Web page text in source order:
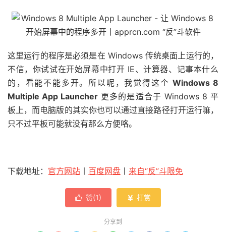
这里运行的程序是必须是在 Windows 传统桌面上运行的，
不信，你试试在开始屏幕中打开 IE、计算器、记事本什么
的，看能不能多开。所以呢，我觉得这个Windows 8
Multiple App Launcher 更多的是适合于 Windows 8 平
板上，而电脑版的其实你也可以通过直接路径打开运行嘛，
只不过平板可能就没有那么方便咯。
下载地址： 官方网站 百度网盘 来自“反”斗限免
 赞(1)  打赏
分享到